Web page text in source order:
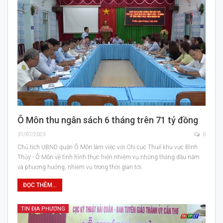
Ô Môn thu ngân sách 6 tháng trên 71 tỷ đồng
31/07/2023 0
Chủ tịch UBND quận Ô Môn làm việc với Chi cục Thuế khu vực Bình
Thủy - Ô Môn về tình hình thực hiện nhiệm vụ những tháng đầu năm
và phương hướng, nhiệm vụ trong thời gian tới.
ĐỌC THÊM...
TIN ĐỊA PHƯƠNG